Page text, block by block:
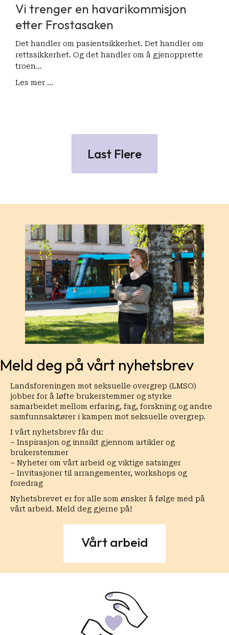
Vi trenger en havarikommisjon
etter Frostasaken
Det handler om pasientsikkerhet. Det handler om
rettssikkerhet. Og det handler om å gjenopprette
troen…
Les mer ...
Last Flere
Meld deg på vårt nyhetsbrev
Landsforeningen mot seksuelle overgrep (LMSO)
jobber for å løfte brukerstemmer og styrke
samarbeidet mellom erfaring, fag, forskning og andre
samfunnsaktører i kampen mot seksuelle overgrep.
I vårt nyhetsbrev får du:
– Inspirasjon og innsikt gjennom artikler og
brukerstemmer
– Nyheter om vårt arbeid og viktige satsinger
– Invitasjoner til arrangementer, workshops og
foredrag
Nyhetsbrevet er for alle som ønsker å følge med på
vårt arbeid. Meld deg gjerne på!
Vårt arbeid